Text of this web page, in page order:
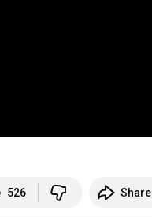
526 Share